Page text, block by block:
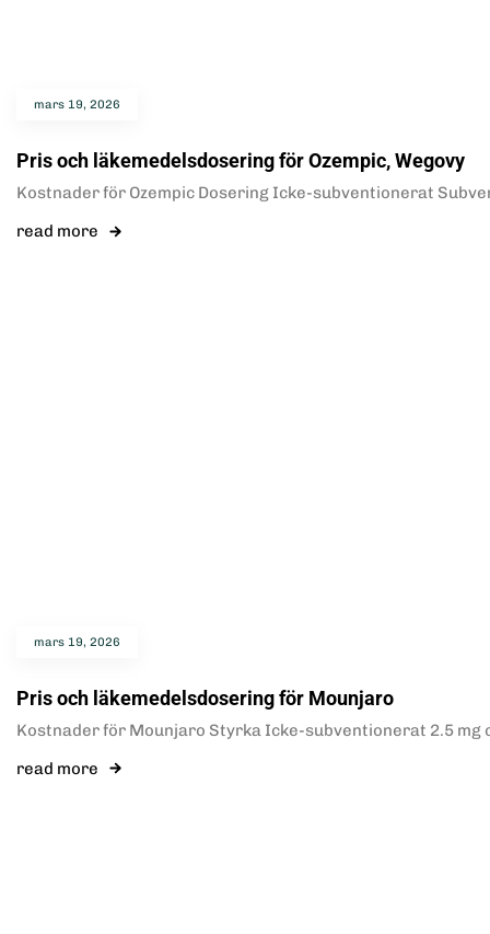
mars 19, 2026
Pris och läkemedelsdosering för Ozempic, Wegovy
Kostnader för Ozempic Dosering Icke-subventionerat
read more
mars 19, 2026
Pris och läkemedelsdosering för Mounjaro
Kostnader för Mounjaro Styrka Icke-subventionerat 2.5 mg
read more